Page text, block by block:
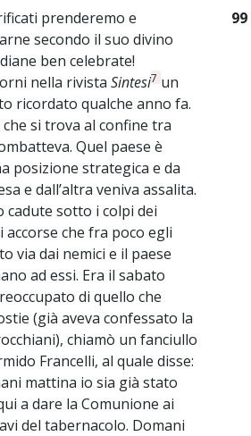
prenderemo e
secondo il suo divino
ben celebrate!
nella rivista Sintesi7 un
ricordato qualche anno fa.
si trova al confine tra
Quel paese è
posizione strategica e da
e dall’altra veniva assalita.
cadute sotto i colpi dei
che fra poco egli
via dai nemici e il paese
ad essi. Era il sabato
di quello che
(già aveva confessato la
chiamò un fanciullo
Francelli, al quale disse:
mattina io sia già stato
a dare la Comunione ai
del tabernacolo. Domani
99